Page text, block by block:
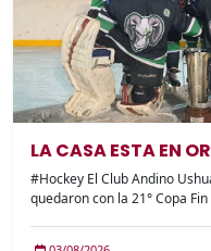
LA CASA ESTA EN
#Hockey El Club Andino
quedaron con la 21° Copa